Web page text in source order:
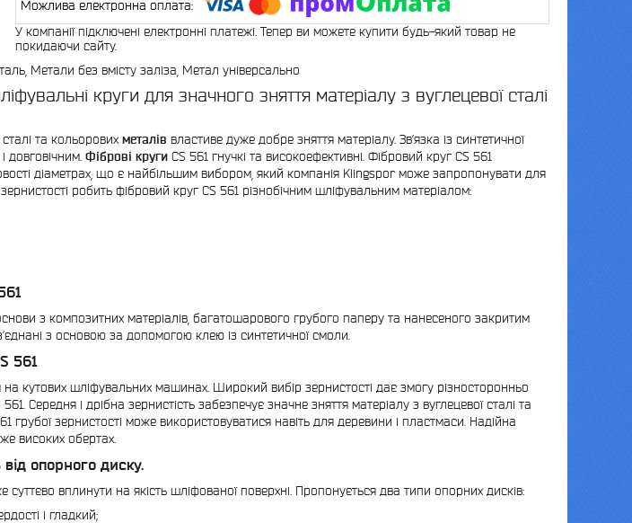
У компанії підключені електронні платежі. Тепер ви можете купити будь-який товар не
покидаючи сайту.
Метали без вмісту заліза, Метал універсально
круги для значного зняття матеріалу з вуглецевої сталі
та кольорових металів властиве дуже добре зняття матеріалу. Зв’язка із синтетичної
довговічним. Фіброві круги CS 561 гнучкі та високоефективні. Фібровий круг CS 561
діаметрах, що є найбільшим вибором, який компанія Klingspor може запропонувати для
робить фібровий круг CS 561 різнобічним шліфувальним матеріалом:
з композитних матеріалів, багатошарового грубого паперу та нанесеного закритим
з основою за допомогою клею із синтетичної смоли.
561
на кутових шліфувальних машинах. Широкий вибір зернистості дає змогу різносторонньо
Середня і дрібна зернистість забезпечує значне зняття матеріалу з вуглецевої сталі та
грубої зернистості може використовуватися навіть для деревини і пластмаси. Надійна
високих обертах.
опорного диску.
вплинути на якість шліфованої поверхні. Пропонується два типи опорних дисків:
і гладкий;